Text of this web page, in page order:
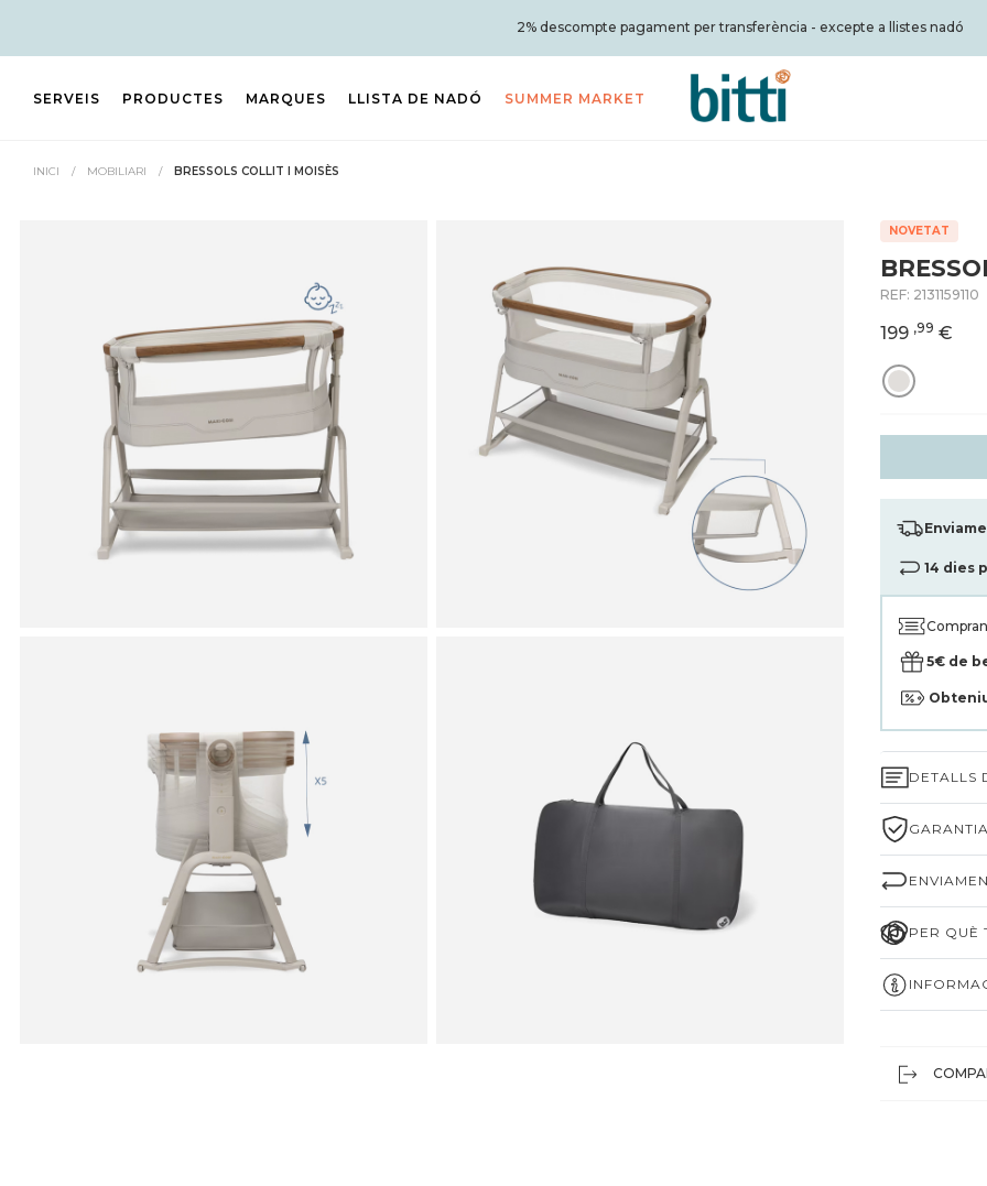
2% descompte pagament per transferència - excepte a llistes nadó
SERVEIS PRODUCTES MARQUES LLISTA DE NADÓ SUMMER MARKET
INICI / MOBILIARI / BRESSOLS COLLIT I MOISÈS
NOVETAT
REF: 2131159110
199 ,99 €
14 dies
5€ de
DETALLS
PER QUÈ